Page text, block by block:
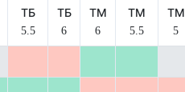
ТБ
5.5
ТБ
6
ТМ
6
ТМ
5.5
ТМ
5